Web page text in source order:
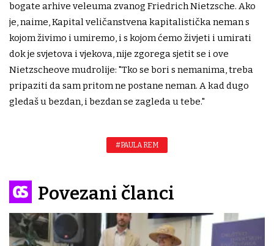
bogate arhive veleuma zvanog Friedrich Nietzsche. Ako
je, naime, Kapital veličanstvena kapitalistička neman s
kojom živimo i umiremo, i s kojom ćemo živjeti i umirati
dok je svjetova i vjekova, nije zgorega sjetit se i ove
Nietzscheove mudrolije: "Tko se bori s nemanima, treba
pripaziti da sam pritom ne postane neman. A kad dugo
gledaš u bezdan, i bezdan se zagleda u tebe."
#PAULA REM
Povezani članci